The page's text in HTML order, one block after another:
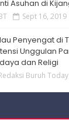
Asuhan di
Sept 16, 2019
Penyengat di
Unggulan
dan Religi
Buruh Today